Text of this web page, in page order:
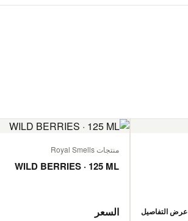
عرض التفاصيل
منتجات Royal Smells
WILD BERRIES · 125 ML
السعر